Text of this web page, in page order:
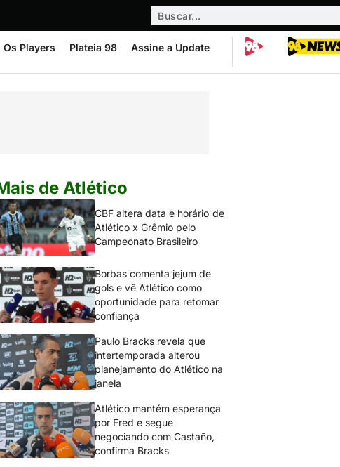
Os Players Plateia 98 Assine a Update
de Atlético
CBF altera data e horário de
Atlético x Grêmio pelo
Campeonato Brasileiro
Borbas comenta jejum de
gols e vê Atlético como
oportunidade para retomar
confiança
Paulo Bracks revela que
intertemporada alterou
planejamento do Atlético na
janela
Atlético mantém esperança
por Fred e segue
negociando com Castaño,
confirma Bracks